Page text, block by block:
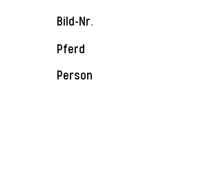
Bild-Nr.
Pferd
Person